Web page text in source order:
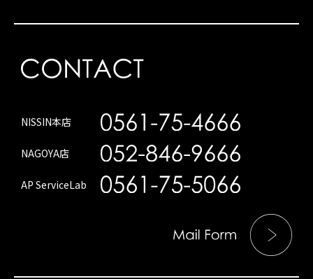
NISSIN本店
NAGOYA店
AP ServiceLab